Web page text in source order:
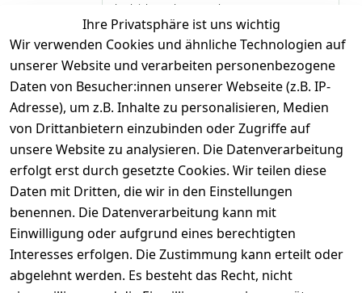
ultraleichte Rahmentasche
55,00 €*
Hinzufügen
Ortlieb Fork-Pack Plus 5,8L -
Rahmentasche
ultraleichte Rahmentasche mit Rollverschluss
55,00 €
Hinzufügen
Ihre Privatsphäre ist uns wichtig
Wir verwenden Cookies und ähnliche Technologien auf
unserer Website und verarbeiten personenbezogene
Daten von Besucher:innen unserer Webseite (z.B. IP-
Adresse), um z.B. Inhalte zu personalisieren, Medien
von Drittanbietern einzubinden oder Zugriffe auf
unsere Website zu analysieren. Die Datenverarbeitung
erfolgt erst durch gesetzte Cookies. Wir teilen diese
Daten mit Dritten, die wir in den Einstellungen
benennen. Die Datenverarbeitung kann mit
Einwilligung oder aufgrund eines berechtigten
Interesses erfolgen. Die Zustimmung kann erteilt oder
abgelehnt werden. Es besteht das Recht, nicht